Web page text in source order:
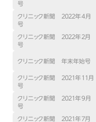
号
クリニック新聞 ２０２２年4月
号
クリニック新聞 ２０２２年２月
号
クリニック新聞 年末年始号
クリニック新聞 ２０２１年１１月
号
クリニック新聞 ２０２１年9月
号
クリニック新聞 ２０２１年７月